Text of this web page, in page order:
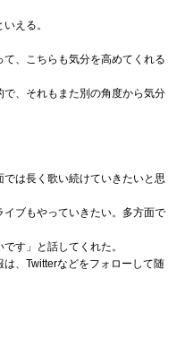
える。
、こちらも気分を高めてくれる
、それもまた別の角度から気分
は長く歌い続けていきたいと思
ブもやっていきたい。多方面で
す」と話してくれた。
、Twitterなどをフォローして随